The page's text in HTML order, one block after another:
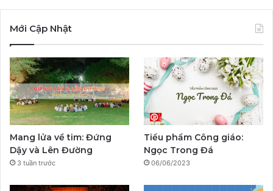
c
b
o
o
k
u
b
e
a
g
r
a
a
g
r
a
m
o
k
Mới Cập Nhật
Mang lửa về tim: Đứng
Dậy và Lên Đường
3 tuần trước
Tiểu phẩm Công giáo:
Ngọc Trong Đá
06/06/2023